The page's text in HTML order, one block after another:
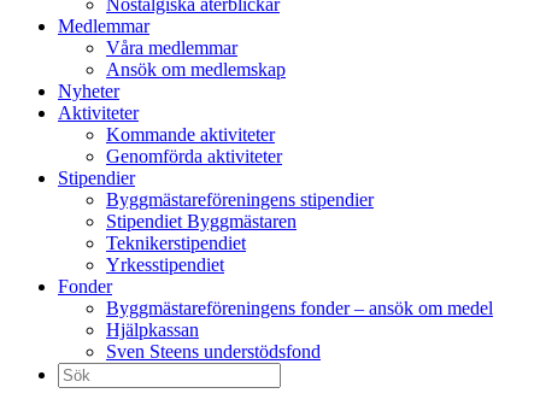
Nostalgiska återblickar
Medlemmar
Våra medlemmar
Ansök om medlemskap
Nyheter
Aktiviteter
Kommande aktiviteter
Genomförda aktiviteter
Stipendier
Byggmästareföreningens stipendier
Stipendiet Byggmästaren
Teknikerstipendiet
Yrkesstipendiet
Fonder
Byggmästareföreningens fonder – ansök om medel
Hjälpkassan
Sven Steens understödsfond
Sök
efter: